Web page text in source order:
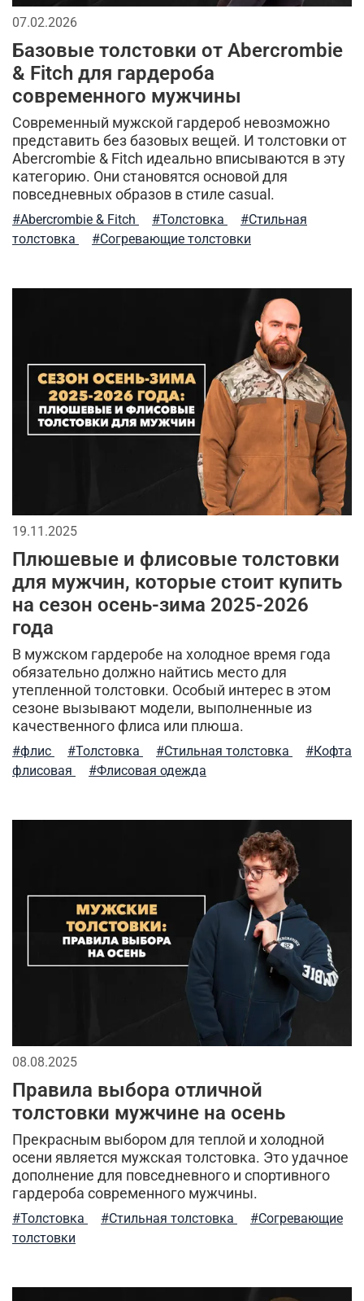
спортивный стиль
тренды в мужской одежде камуфляж в одежде
камуфляжная куртка тактическая одежда
милитари аксессуары
кэжуал или уличный милитари
модные тренды мужские жилеты
активная одежда милитари
как носить милитари в зрелом возрасте
тактический рюкзак футболка
премиальное термобелье городская мода
мужские аксессуары
милитари одежда
stone island
демисезонная одежда мужская ветровка
рубашки милитари брюки-карго
индивидуальный стиль мужчины
спортивные брюки камуфляж легкость ухода
куртка-бомбер мужские шорты
туристический рюкзак куртка на синтепоне
балаклава
стильная толстовка 5.11 tactical
натуральный хлопок дизайнерские вещи
милитари брюки
аляска куртка
мужская одежда утепленная куртка
флисовая одежда летний стиль
спортивные куртки комфорт зима лонгслив
стильные шорты отдых теплая одежда
бесшовное женское термобелье
07.02.2026
Базовые толстовки от Abercrombie
& Fitch для гардероба
современного мужчины
Современный мужской гардероб невозможно
представить без базовых вещей. И толстовки от
Abercrombie & Fitch идеально вписываются в эту
категорию. Они становятся основой для
повседневных образов в стиле casual.
#Abercrombie & Fitch #Толстовка
#Стильная
толстовка
#Согревающие толстовки
19.11.2025
Плюшевые и флисовые толстовки
для мужчин, которые стоит купить
на сезон осень-зима 2025-2026
года
В мужском гардеробе на холодное время года
обязательно должно найтись место для
утепленной толстовки. Особый интерес в этом
сезоне вызывают модели, выполненные из
качественного флиса или плюша.
#флис #Толстовка #Стильная толстовка
#Кофта
флисовая
#Флисовая одежда
08.08.2025
Правила выбора отличной
толстовки мужчине на осень
Прекрасным выбором для теплой и холодной
осени является мужская толстовка. Это удачное
дополнение для повседневного и спортивного
гардероба современного мужчины.
#Толстовка #Стильная толстовка
#Согревающие
толстовки